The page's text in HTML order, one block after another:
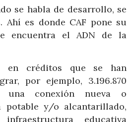
se habla de desarrollo, se
Ahí es donde CAF pone su
encuentra el ADN de la
en créditos que se han
por ejemplo, 3.196.870
una conexión nueva o
potable y/o alcantarillado,
educativa